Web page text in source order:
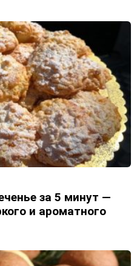
за 5 минут —
и ароматного